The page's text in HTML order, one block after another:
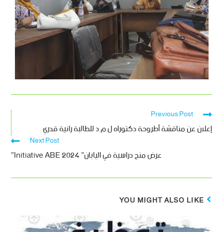
Previous Post
إعلان عن مناقشة أطروحة دكتوراه ل.م.د للطالبة رانية قدري
Next Post
عرض منح دراسية في اليابان” ‫‪”Initiative ‫‪ABE 2024
YOU MIGHT ALSO LIKE